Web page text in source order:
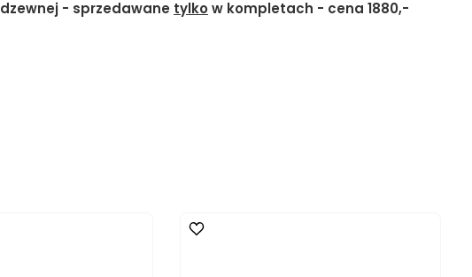
- sprzedawane tylkow kompletach - cena 1880,-